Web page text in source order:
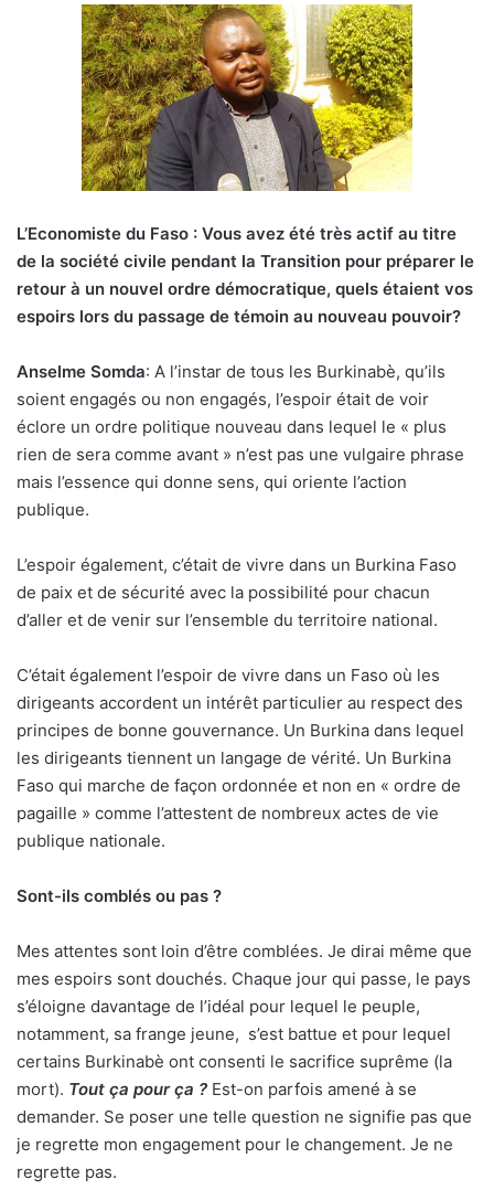
L’Economiste du Faso : Vous avez été très actif au titre
de la société civile pendant la Transition pour préparer le
retour à un nouvel ordre démocratique, quels étaient vos
espoirs lors du passage de témoin au nouveau pouvoir?
Anselme Somda: A l’instar de tous les Burkinabè, qu’ils
soient engagés ou non engagés, l’espoir était de voir
éclore un ordre politique nouveau dans lequel le « plus
rien de sera comme avant » n’est pas une vulgaire phrase
mais l’essence qui donne sens, qui oriente l’action
publique.
L’espoir également, c’était de vivre dans un Burkina Faso
de paix et de sécurité avec la possibilité pour chacun
d’aller et de venir sur l’ensemble du territoire national.
C’était également l’espoir de vivre dans un Faso où les
dirigeants accordent un intérêt particulier au respect des
principes de bonne gouvernance. Un Burkina dans lequel
les dirigeants tiennent un langage de vérité. Un Burkina
Faso qui marche de façon ordonnée et non en « ordre de
pagaille » comme l’attestent de nombreux actes de vie
publique nationale.
Sont-ils comblés ou pas ?
Mes attentes sont loin d’être comblées. Je dirai même que
mes espoirs sont douchés. Chaque jour qui passe, le pays
s’éloigne davantage de l’idéal pour lequel le peuple,
notamment, sa frange jeune, s’est battue et pour lequel
certains Burkinabè ont consenti le sacrifice suprême (la
mort). Tout ça pour ça ? Est-on parfois amené à se
demander. Se poser une telle question ne signifie pas que
je regrette mon engagement pour le changement. Je ne
regrette pas.